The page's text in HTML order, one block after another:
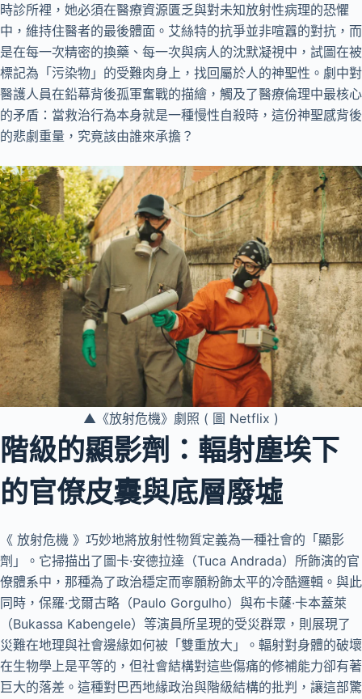
時診所裡，她必須在醫療資源匱乏與對未知放射性病理的恐懼
中，維持住醫者的最後體面。艾絲特的抗爭並非喧囂的對抗，而
是在每一次精密的換藥、每一次與病人的沈默凝視中，試圖在被
標記為「污染物」的受難肉身上，找回屬於人的神聖性。劇中對
醫護人員在鉛幕背後孤軍奮戰的描繪，觸及了醫療倫理中最核心
的矛盾：當救治行為本身就是一種慢性自殺時，這份神聖感背後
的悲劇重量，究竟該由誰來承擔？
▲《放射危機》劇照 ( 圖 Netflix )
階級的顯影劑：輻射塵埃下
的官僚皮囊與底層廢墟
《 放射危機 》巧妙地將放射性物質定義為一種社會的「顯影
劑」。它掃描出了圖卡·安德拉達（Tuca Andrada）所飾演的官
僚體系中，那種為了政治穩定而寧願粉飾太平的冷酷邏輯。與此
同時，保羅·戈爾古略（Paulo Gorgulho）與布卡薩·卡本蓋萊
（Bukassa Kabengele）等演員所呈現的受災群眾，則展現了
災難在地理與社會邊緣如何被「雙重放大」。輻射對身體的破壞
在生物學上是平等的，但社會結構對這些傷痛的修補能力卻有著
巨大的落差。這種對巴西地緣政治與階級結構的批判，讓這部驚